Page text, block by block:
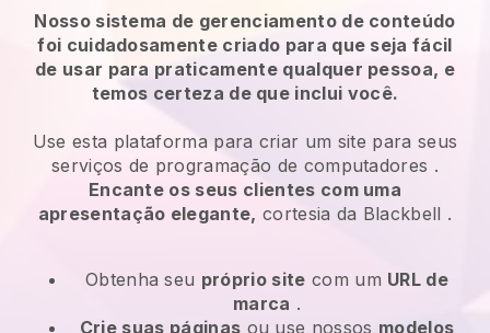
Nosso sistema de gerenciamento de conteúdo
foi cuidadosamente criado para que seja fácil
de usar para praticamente qualquer pessoa, e
temos certeza de que inclui você.
Use esta plataforma para criar um site para seus
serviços de programação de computadores .
Encante os seus clientes com uma
apresentação elegante, cortesia da Blackbell .
Obtenha seu próprio site com um URL de
marca .
Crie suas páginas ou use nossos modelos